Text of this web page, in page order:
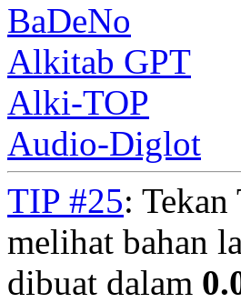
BaDeNo
Alkitab GPT
Alki-TOP
Audio-Diglot
TIP #25:
melihat bahan
dibuat dalam